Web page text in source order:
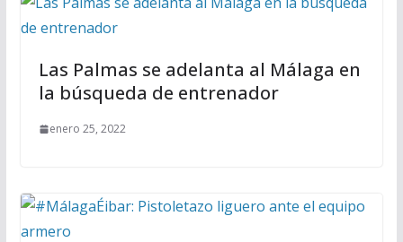
Las Palmas se adelanta al Málaga en
la búsqueda de entrenador
enero 25, 2022